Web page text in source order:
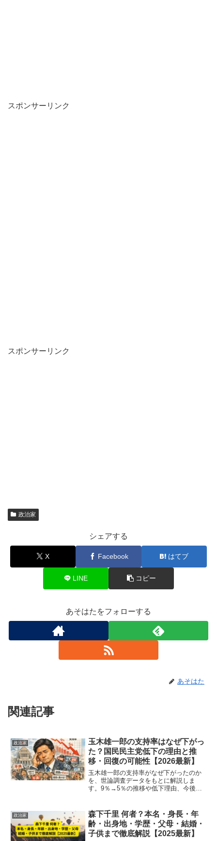
スポンサーリンク
スポンサーリンク
政治家
シェアする
X Facebook はてブ
LINE コピー
あそはたをフォローする
あそはた
関連記事
政治家
玉木雄一郎の支持率はなぜ下がっ
た？国民民主党低下の理由と推
移・回復の可能性【2026最新】
玉木雄一郎の支持率がなぜ下がったのか
を、世論調査データをもとに解説しま
す。9％→5％の推移や低下理由、今後の
政治家
森下千里 何者？本名・身長・年
齢・出身地・学歴・父母・結婚・
子供まで徹底解説【2025最新】